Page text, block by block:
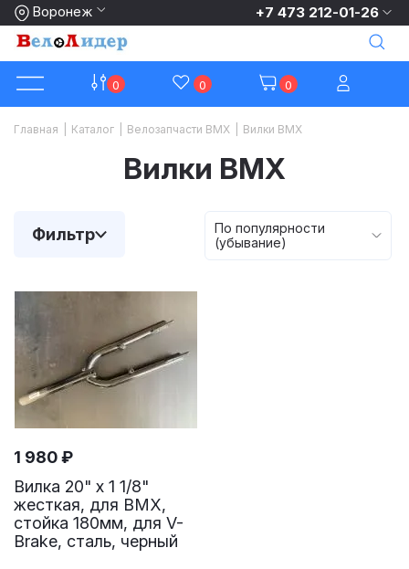
Воронеж +7 473 212-01-26
0 0 0
Главная Каталог Велозапчасти BMX Вилки BMX
Вилки BMX
Фильтр
По популярности
(убывание)
Вилка 20" х 1 1/8"
жесткая, для BMX,
стойка 180мм, для V-
Brake, сталь, черный
1 980₽